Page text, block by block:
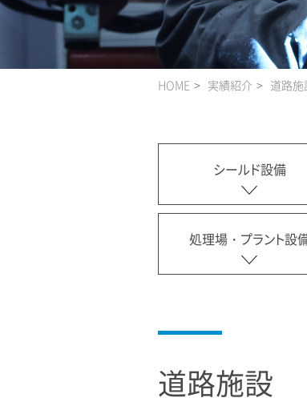
HOME 実績紹介 道路施
シールド設備
処理場・プラント設
道路施設